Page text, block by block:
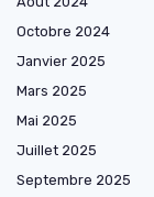
Octobre 2024
Janvier 2025
Mars 2025
Mai 2025
Juillet 2025
Septembre 2025